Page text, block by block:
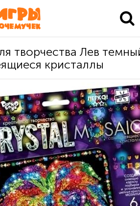
творчества Лев
кристаллы